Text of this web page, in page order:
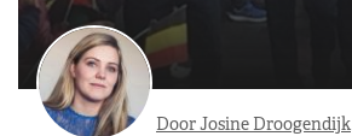
Door Josine Droogendijk